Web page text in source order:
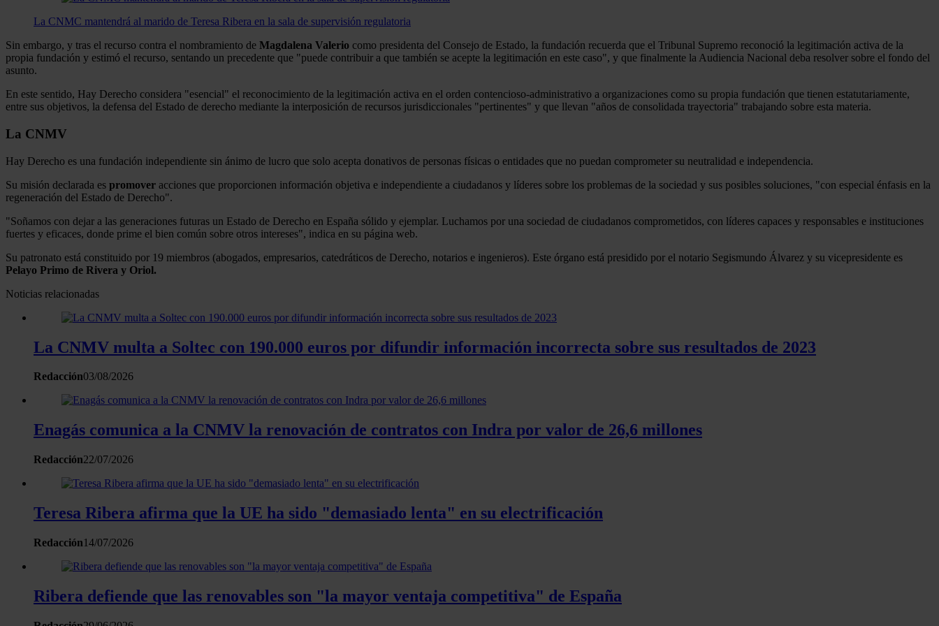
La CNMC mantendrá al marido de Teresa Ribera en la sala de supervisión regulatoria
Sin embargo, y tras el recurso contra el nombramiento de Magdalena Valerio como presidenta del Consejo de Estado, la fundación recuerda que el Tribunal Supremo reconoció la legitimación activa de la
propia fundación y estimó el recurso, sentando un precedente que "puede contribuir a que también se acepte la legitimación en este caso", y que finalmente la Audiencia Nacional deba resolver sobre el fondo del
asunto.
En este sentido, Hay Derecho considera "esencial" el reconocimiento de la legitimación activa en el orden contencioso-administrativo a organizaciones como su propia fundación que tienen estatutariamente,
entre sus objetivos, la defensa del Estado de derecho mediante la interposición de recursos jurisdiccionales "pertinentes" y que llevan "años de consolidada trayectoria" trabajando sobre esta materia.
La CNMV
Hay Derecho es una fundación independiente sin ánimo de lucro que solo acepta donativos de personas físicas o entidades que no puedan comprometer su neutralidad e independencia.
Su misión declarada es promover acciones que proporcionen información objetiva e independiente a ciudadanos y líderes sobre los problemas de la sociedad y sus posibles soluciones, "con especial énfasis en la
regeneración del Estado de Derecho".
"Soñamos con dejar a las generaciones futuras un Estado de Derecho en España sólido y ejemplar. Luchamos por una sociedad de ciudadanos comprometidos, con líderes capaces y responsables e instituciones
fuertes y eficaces, donde prime el bien común sobre otros intereses", indica en su página web.
Su patronato está constituido por 19 miembros (abogados, empresarios, catedráticos de Derecho, notarios e ingenieros). Este órgano está presidido por el notario Segismundo Álvarez y su vicepresidente es
Pelayo Primo de Rivera y Oriol.
Noticias relacionadas
La CNMV multa a Soltec con 190.000 euros por difundir información incorrecta sobre sus resultados de 2023
Redacción03/08/2026
Enagás comunica a la CNMV la renovación de contratos con Indra por valor de 26,6 millones
Redacción22/07/2026
Teresa Ribera afirma que la UE ha sido "demasiado lenta" en su electrificación
Redacción14/07/2026
Ribera defiende que las renovables son "la mayor ventaja competitiva" de España